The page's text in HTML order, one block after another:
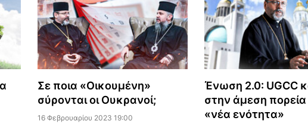
Σε ποια «Οικουμένη»
σύρονται οι Ουκρανοί;
16 Φεβρουαρίου 2023 19:00
Ένωση 2.0: UGCC
στην άμεση
«νέα ενότητα»